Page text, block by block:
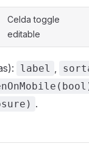
Celda toggle
editable
label ,
.